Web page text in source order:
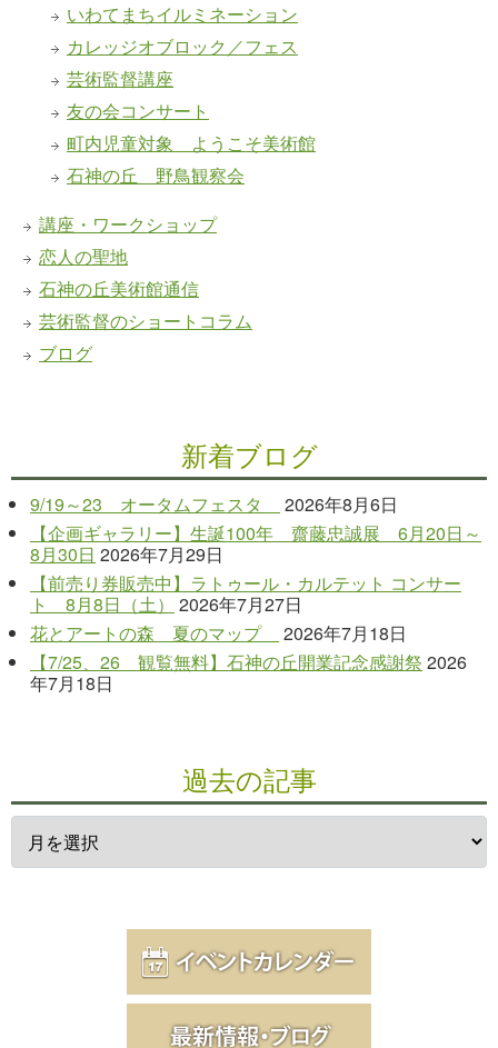
いわてまちイルミネーション
カレッジオブロック／フェス
芸術監督講座
友の会コンサート
町内児童対象 ようこそ美術館
石神の丘 野鳥観察会
講座・ワークショップ
恋人の聖地
石神の丘美術館通信
芸術監督のショートコラム
ブログ
新着ブログ
9/19～23 オータムフェスタ
2026年8月6日
【企画ギャラリー】生誕100年 齋藤忠誠展 6月20日～
8月30日 2026年7月29日
【前売り券販売中】ラトゥール・カルテット コンサー
ト 8月8日（土）
2026年7月27日
花とアートの森 夏のマップ
2026年7月18日
【7/25、26 観覧無料】石神の丘開業記念感謝祭 2026
年7月18日
過去の記事